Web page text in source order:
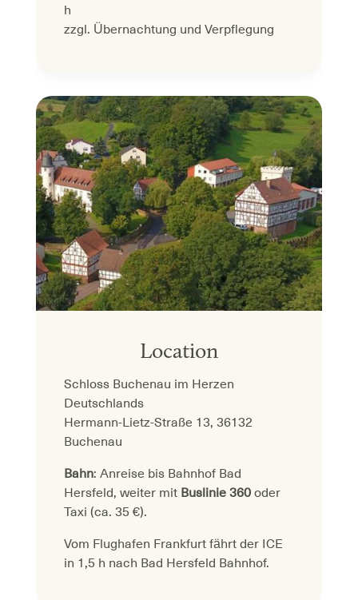
h
zzgl. Übernachtung und Verpflegung
Location
Schloss Buchenau im Herzen
Deutschlands
Hermann-Lietz-Straße 13, 36132
Buchenau
Bahn: Anreise bis Bahnhof Bad
Hersfeld, weiter mit Buslinie 360 oder
Taxi (ca. 35 €).
Vom Flughafen Frankfurt fährt der ICE
in 1,5 h nach Bad Hersfeld Bahnhof.